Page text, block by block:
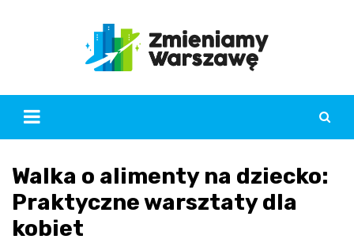
Walka o alimenty na dziecko:
Praktyczne warsztaty dla
kobiet